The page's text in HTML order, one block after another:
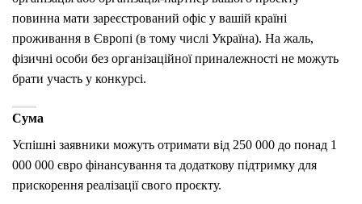
повинна мати зареєстрований офіс у вашій країні
проживання в Європі (в тому числі Україна). На жаль,
фізичні особи без організаційної приналежності не можуть
брати участь у конкурсі.
Сума
Успішні заявники можуть отримати від 250 000 до понад 1
000 000 євро фінансування та додаткову підтримку для
прискорення реалізації свого проєкту.